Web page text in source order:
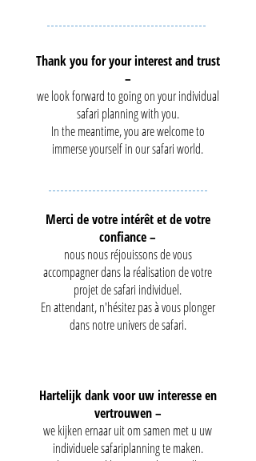
Thank you for your interest and trust
–
we look forward to going on your individual
safari planning with you.
In the meantime, you are welcome to
immerse yourself in our safari world.
Merci de votre intérêt et de votre
confiance –
nous nous réjouissons de vous
accompagner dans la réalisation de votre
projet de safari individuel.
En attendant, n'hésitez pas à vous plonger
dans notre univers de safari.
Hartelijk dank voor uw interesse en
vertrouwen –
we kijken ernaar uit om samen met u uw
individuele safariplanning te maken.